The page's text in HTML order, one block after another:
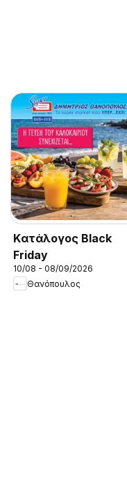
Kατάλογος Black
Friday
10/08 - 08/09/2026
Θανόπουλος